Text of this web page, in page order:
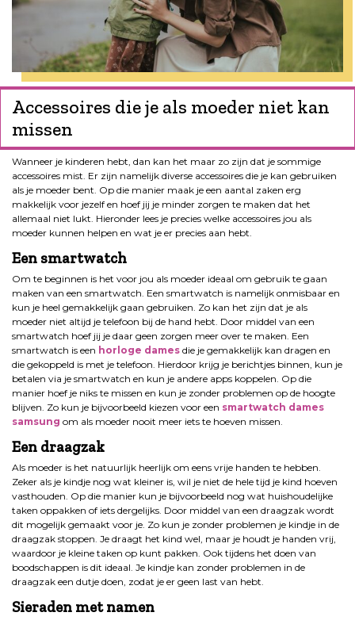
Accessoires die je als moeder niet kan
missen
Wanneer je kinderen hebt, dan kan het maar zo zijn dat je sommige
accessoires mist. Er zijn namelijk diverse accessoires die je kan gebruiken
als je moeder bent. Op die manier maak je een aantal zaken erg
makkelijk voor jezelf en hoef jij je minder zorgen te maken dat het
allemaal niet lukt. Hieronder lees je precies welke accessoires jou als
moeder kunnen helpen en wat je er precies aan hebt.
Een smartwatch
Om te beginnen is het voor jou als moeder ideaal om gebruik te gaan
maken van een smartwatch. Een smartwatch is namelijk onmisbaar en
kun je heel gemakkelijk gaan gebruiken. Zo kan het zijn dat je als
moeder niet altijd je telefoon bij de hand hebt. Door middel van een
smartwatch hoef jij je daar geen zorgen meer over te maken. Een
smartwatch is een horloge dames die je gemakkelijk kan dragen en
die gekoppeld is met je telefoon. Hierdoor krijg je berichtjes binnen, kun je
betalen via je smartwatch en kun je andere apps koppelen. Op die
manier hoef je niks te missen en kun je zonder problemen op de hoogte
blijven. Zo kun je bijvoorbeeld kiezen voor een smartwatch dames
samsung om als moeder nooit meer iets te hoeven missen.
Een draagzak
Als moeder is het natuurlijk heerlijk om eens vrije handen te hebben.
Zeker als je kindje nog wat kleiner is, wil je niet de hele tijd je kind hoeven
vasthouden. Op die manier kun je bijvoorbeeld nog wat huishoudelijke
taken oppakken of iets dergelijks. Door middel van een draagzak wordt
dit mogelijk gemaakt voor je. Zo kun je zonder problemen je kindje in de
draagzak stoppen. Je draagt het kind wel, maar je houdt je handen vrij,
waardoor je kleine taken op kunt pakken. Ook tijdens het doen van
boodschappen is dit ideaal. Je kindje kan zonder problemen in de
draagzak een dutje doen, zodat je er geen last van hebt.
Sieraden met namen